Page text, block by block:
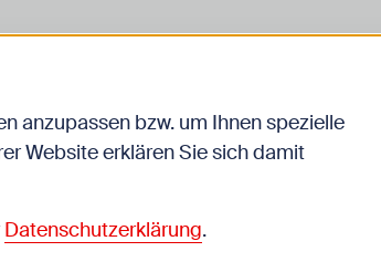
anzupassen bzw. um Ihnen spezielle
Website erklären Sie sich damit
Datenschutzerklärung.